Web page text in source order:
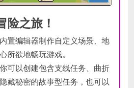
险之旅！
置编辑器制作自定义场景、地
所欲地畅玩游戏。
以创建包含支线任务、曲折
藏秘密的故事型任务，也可以